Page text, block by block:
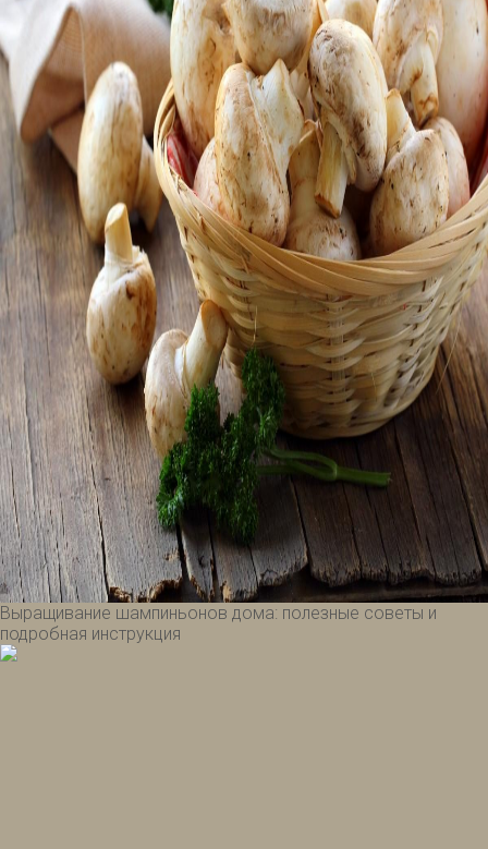
Выращивание шампиньонов дома: полезные советы и
подробная инструкция